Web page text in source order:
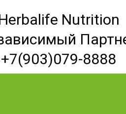
Nutrition
+7(903)079-8888